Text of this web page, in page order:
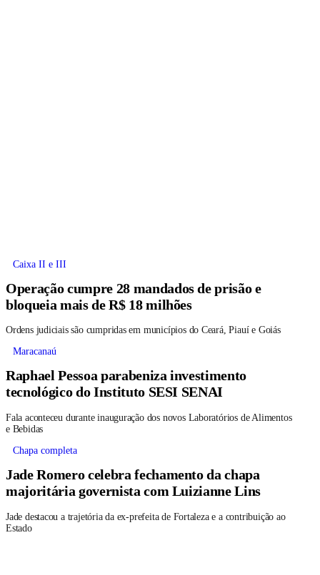
Caixa II e III
Operação cumpre 28 mandados de prisão e
bloqueia mais de R$ 18 milhões
Ordens judiciais são cumpridas em municípios do Ceará, Piauí e Goiás
Maracanaú
Raphael Pessoa parabeniza investimento
tecnológico do Instituto SESI SENAI
Fala aconteceu durante inauguração dos novos Laboratórios de Alimentos
e Bebidas
Chapa completa
Jade Romero celebra fechamento da chapa
majoritária governista com Luizianne Lins
Jade destacou a trajetória da ex-prefeita de Fortaleza e a contribuição ao
Estado